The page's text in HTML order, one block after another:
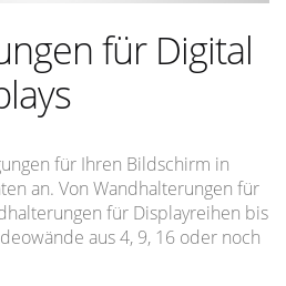
für Digital
für Ihren Bildschirm in
an. Von Wandhalterungen für
für Displayreihen bis
aus 4, 9, 16 oder noch